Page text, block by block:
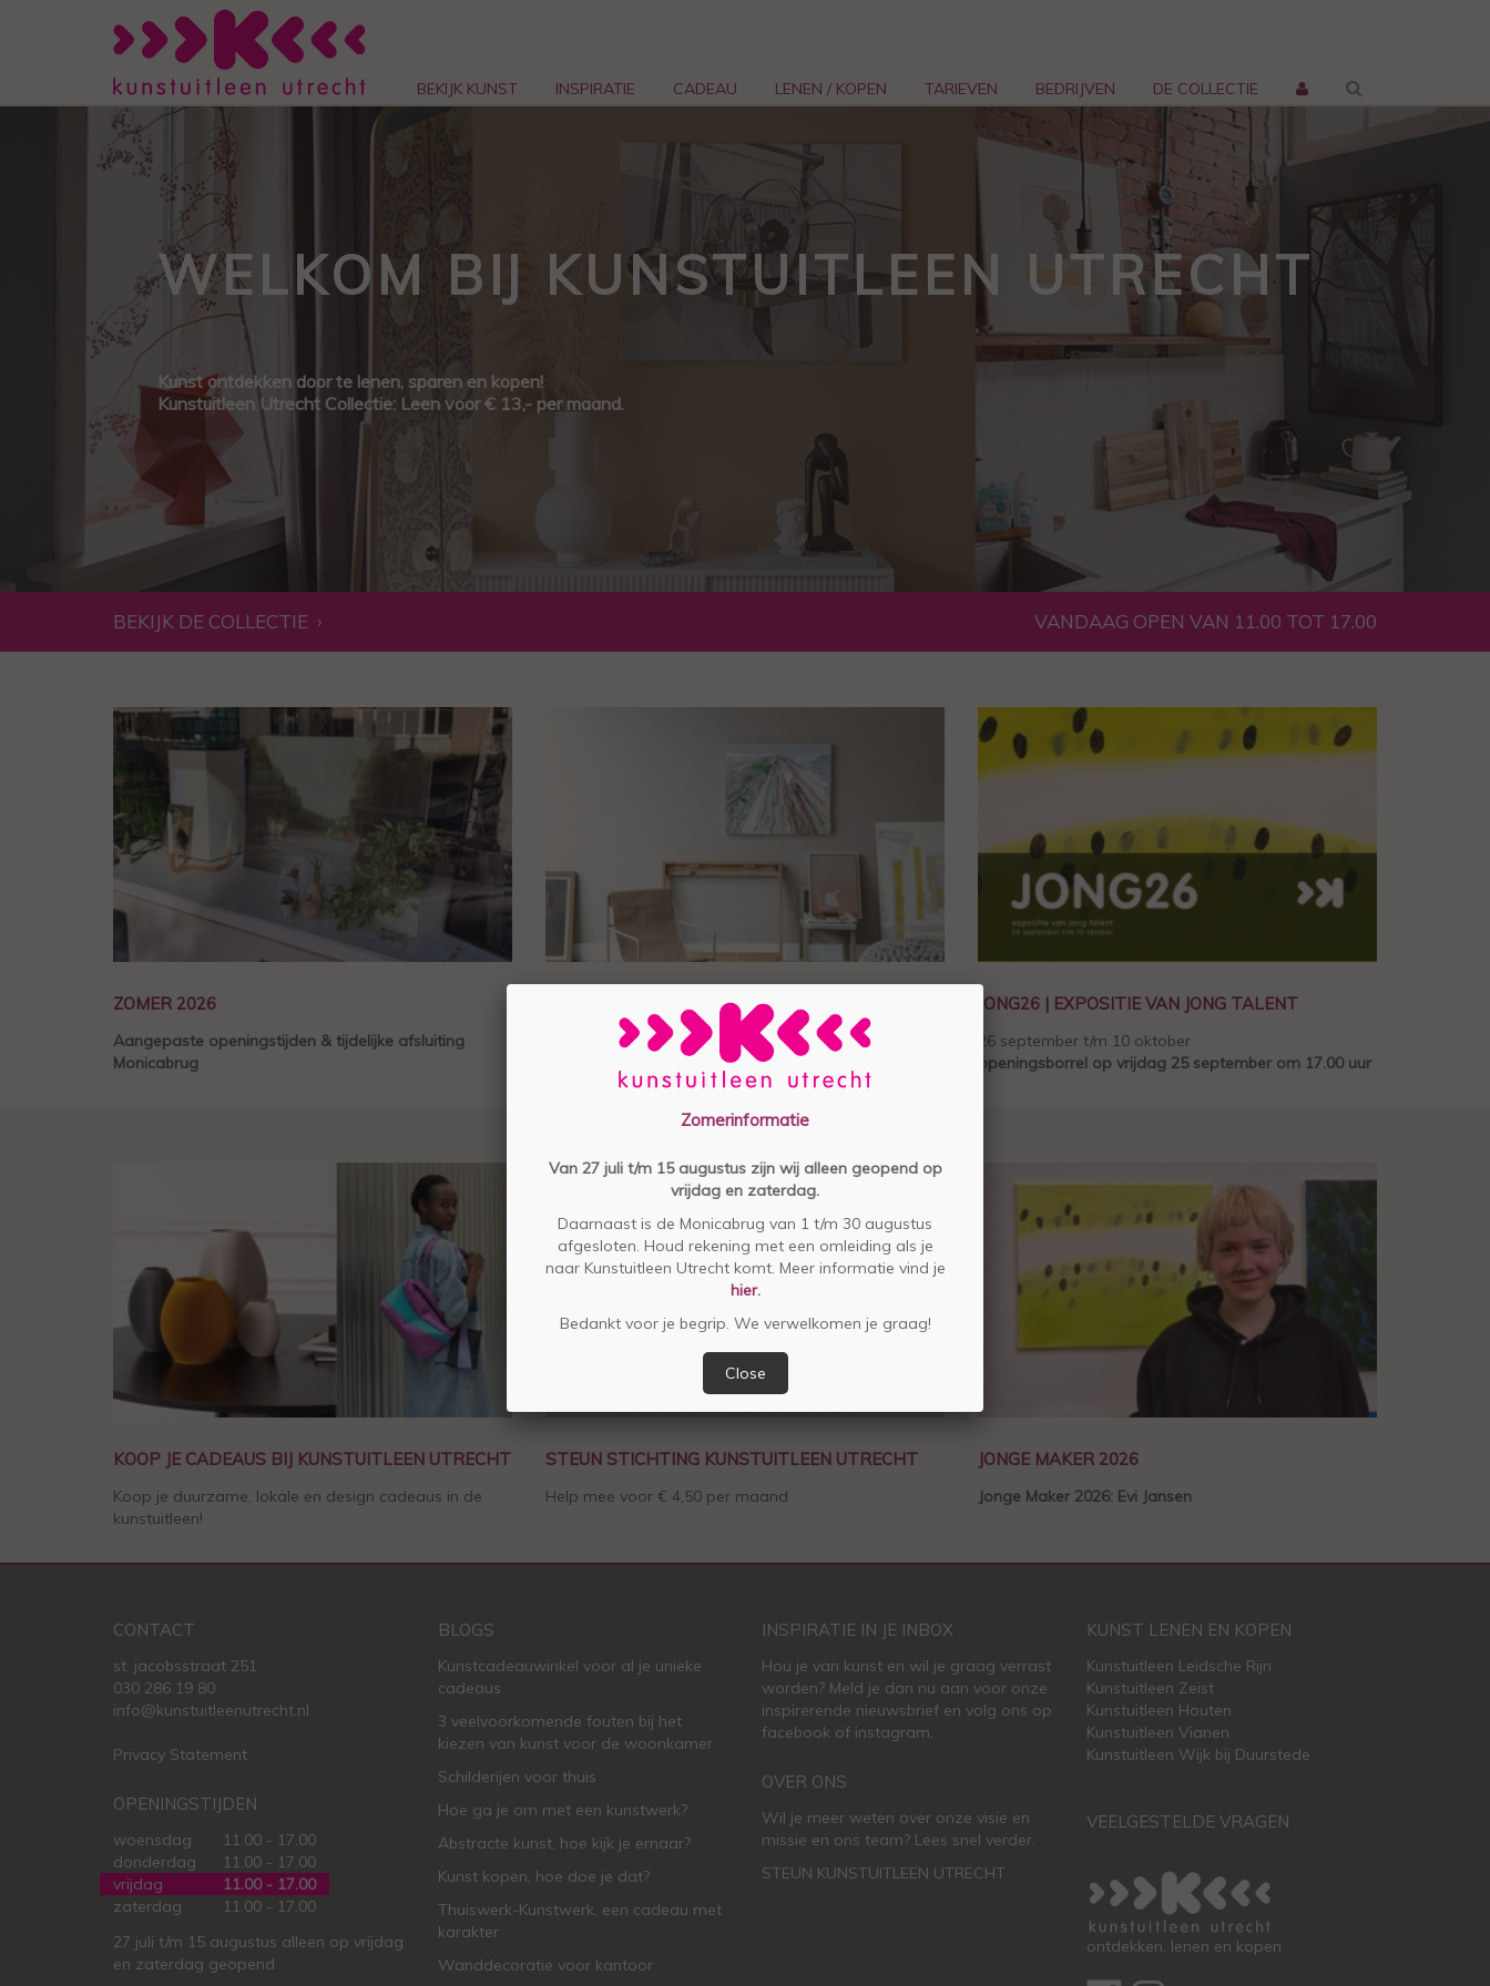
BEKIJK KUNST INSPIRATIE CADEAU LENEN / KOPEN TARIEVEN BEDRIJVEN DE COLLECTIE
WELKOM BIJ KUNSTUITLEEN UTRECHT
Kunst ontdekken door te lenen, sparen en kopen!
Kunstuitleen Utrecht Collectie: Leen voor € 13,- per maand.
BEKIJK DE COLLECTIE › VANDAAG OPEN VAN 11.00 TOT 17.00
ZOMER 2026
Aangepaste openingstijden & tijdelijke afsluiting
Monicabrug
ZO WERKT HET LENEN, SPAREN EN KOPEN! JONG26 | EXPOSITIE VAN JONG TALENT
26 september t/m 10 oktober
openingsborrel op vrijdag 25 september om 17.00 uur
KOOP JE CADEAUS BIJ KUNSTUITLEEN UTRECHT
Koop je duurzame, lokale en design cadeaus in de
kunstuitleen!
STEUN STICHTING KUNSTUITLEEN UTRECHT
Help mee voor € 4,50 per maand
JONGE MAKER 2026
Jonge Maker 2026: Evi Jansen
CONTACT
st. jacobsstraat 251
030 286 19 80
info@kunstuitleenutrecht.nl
Privacy Statement
OPENINGSTIJDEN
woensdag
11.00 - 17.00
donderdag
11.00 - 17.00
vrijdag
11.00 - 17.00
zaterdag
11.00 - 17.00
27 juli t/m 15 augustus alleen op vrijdag
en zaterdag geopend
BLOGS
Kunstcadeauwinkel voor al je unieke
cadeaus
3 veelvoorkomende fouten bij het
kiezen van kunst voor de woonkamer
Schilderijen voor thuis
Hoe ga je om met een kunstwerk?
Abstracte kunst, hoe kijk je ernaar?
Kunst kopen, hoe doe je dat?
Thuiswerk-Kunstwerk, een cadeau met
karakter
Wanddecoratie voor kantoor
INSPIRATIE IN JE INBOX
Hou je van kunst en wil je graag verrast
worden? Meld je dan nu aan voor onze
inspirerende nieuwsbrief en volg ons op
facebook of instagram.
OVER ONS
Wil je meer weten over onze visie en
missie en ons team? Lees snel verder.
STEUN KUNSTUITLEEN UTRECHT
KUNST LENEN EN KOPEN
Kunstuitleen Leidsche Rijn
Kunstuitleen Zeist
Kunstuitleen Houten
Kunstuitleen Vianen
Kunstuitleen Wijk bij Duurstede
VEELGESTELDE VRAGEN
ontdekken, lenen en kopen
Zomerinformatie
Van 27 juli t/m 15 augustus zijn wij alleen geopend op
vrijdag en zaterdag.
Daarnaast is de Monicabrug van 1 t/m 30 augustus
afgesloten. Houd rekening met een omleiding als je
naar Kunstuitleen Utrecht komt. Meer informatie vind je
hier.
Bedankt voor je begrip. We verwelkomen je graag!
Close